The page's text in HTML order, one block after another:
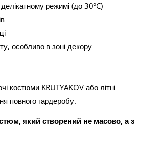
режимі (до 30°C)
особливо в зоні декору
костюми KRUTYAKOV або літні
повного гардеробу.
який створений не масово, а з